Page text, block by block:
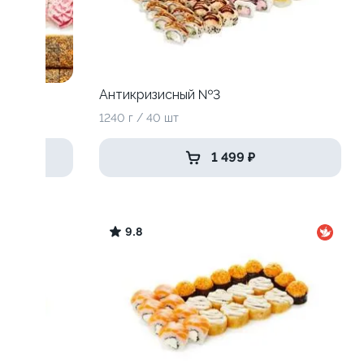
Антикризисный №3
1240 г / 40 шт
1 499 ₽
9.8